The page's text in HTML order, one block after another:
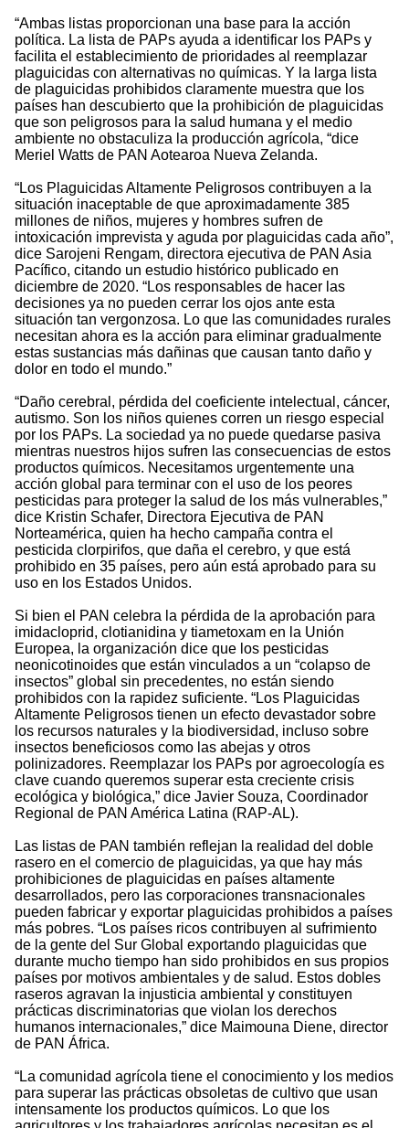
“Ambas listas proporcionan una base para la acción
política. La lista de PAPs ayuda a identificar los PAPs y
facilita el establecimiento de prioridades al reemplazar
plaguicidas con alternativas no químicas. Y la larga lista
de plaguicidas prohibidos claramente muestra que los
países han descubierto que la prohibición de plaguicidas
que son peligrosos para la salud humana y el medio
ambiente no obstaculiza la producción agrícola, “dice
Meriel Watts de PAN Aotearoa Nueva Zelanda.
“Los Plaguicidas Altamente Peligrosos contribuyen a la
situación inaceptable de que aproximadamente 385
millones de niños, mujeres y hombres sufren de
intoxicación imprevista y aguda por plaguicidas cada año”,
dice Sarojeni Rengam, directora ejecutiva de PAN Asia
Pacífico, citando un estudio histórico publicado en
diciembre de 2020. “Los responsables de hacer las
decisiones ya no pueden cerrar los ojos ante esta
situación tan vergonzosa. Lo que las comunidades rurales
necesitan ahora es la acción para eliminar gradualmente
estas sustancias más dañinas que causan tanto daño y
dolor en todo el mundo.”
“Daño cerebral, pérdida del coeficiente intelectual, cáncer,
autismo. Son los niños quienes corren un riesgo especial
por los PAPs. La sociedad ya no puede quedarse pasiva
mientras nuestros hijos sufren las consecuencias de estos
productos químicos. Necesitamos urgentemente una
acción global para terminar con el uso de los peores
pesticidas para proteger la salud de los más vulnerables,”
dice Kristin Schafer, Directora Ejecutiva de PAN
Norteamérica, quien ha hecho campaña contra el
pesticida clorpirifos, que daña el cerebro, y que está
prohibido en 35 países, pero aún está aprobado para su
uso en los Estados Unidos.
Si bien el PAN celebra la pérdida de la aprobación para
imidacloprid, clotianidina y tiametoxam en la Unión
Europea, la organización dice que los pesticidas
neonicotinoides que están vinculados a un “colapso de
insectos” global sin precedentes, no están siendo
prohibidos con la rapidez suficiente. “Los Plaguicidas
Altamente Peligrosos tienen un efecto devastador sobre
los recursos naturales y la biodiversidad, incluso sobre
insectos beneficiosos como las abejas y otros
polinizadores. Reemplazar los PAPs por agroecología es
clave cuando queremos superar esta creciente crisis
ecológica y biológica,” dice Javier Souza, Coordinador
Regional de PAN América Latina (RAP-AL).
Las listas de PAN también reflejan la realidad del doble
rasero en el comercio de plaguicidas, ya que hay más
prohibiciones de plaguicidas en países altamente
desarrollados, pero las corporaciones transnacionales
pueden fabricar y exportar plaguicidas prohibidos a países
más pobres. “Los países ricos contribuyen al sufrimiento
de la gente del Sur Global exportando plaguicidas que
durante mucho tiempo han sido prohibidos en sus propios
países por motivos ambientales y de salud. Estos dobles
raseros agravan la injusticia ambiental y constituyen
prácticas discriminatorias que violan los derechos
humanos internacionales,” dice Maimouna Diene, director
de PAN África.
“La comunidad agrícola tiene el conocimiento y los medios
para superar las prácticas obsoletas de cultivo que usan
intensamente los productos químicos. Lo que los